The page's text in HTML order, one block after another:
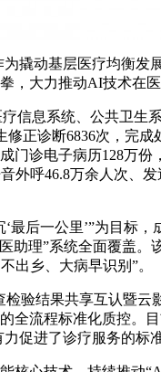
撬动基层医疗均衡
大力推动AI技术在
信息系统、公共卫
正诊断6836次，完
诊电子病历128万
呼46.8万余人次、
后一公里’”为目标
理”系统全面覆盖
出乡、大病早识别”。
验结果共享互认暨
流程标准化质控。
促进了诊疗服务的标